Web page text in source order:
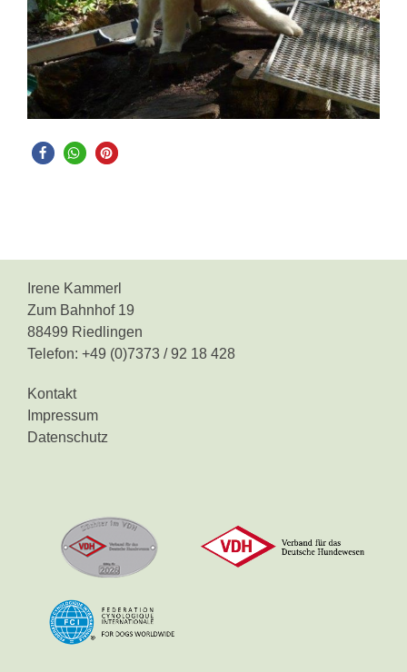
Irene Kammerl
Zum Bahnhof 19
88499 Riedlingen
Telefon: +49 (0)7373 / 92 18 428
Kontakt
Impressum
Datenschutz